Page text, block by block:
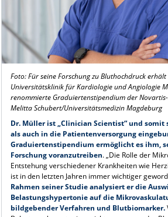
Foto: Für seine Forschung zu Bluthochdruck
Universitätsklinik für Kardiologie und Angiologie
renommierte Graduiertenstipendium der
Melitta Schubert/Universitätsmedizin Magdeburg
Dr. Müller ist „Clinician Scientist“ und somit
als auch in die Patientenversorgung
Graduiertenstipendium ermöglicht es ihm,
Forschung voranzutreiben. „Die Rolle der
Entstehung verschiedener Krankheiten wie
ist in den letzten Jahren immer wichtiger
Rahmen seiner Studie analysiert er die
Belastungshypertonie auf die
bildgebender Verfahren und Blutbiomarker.